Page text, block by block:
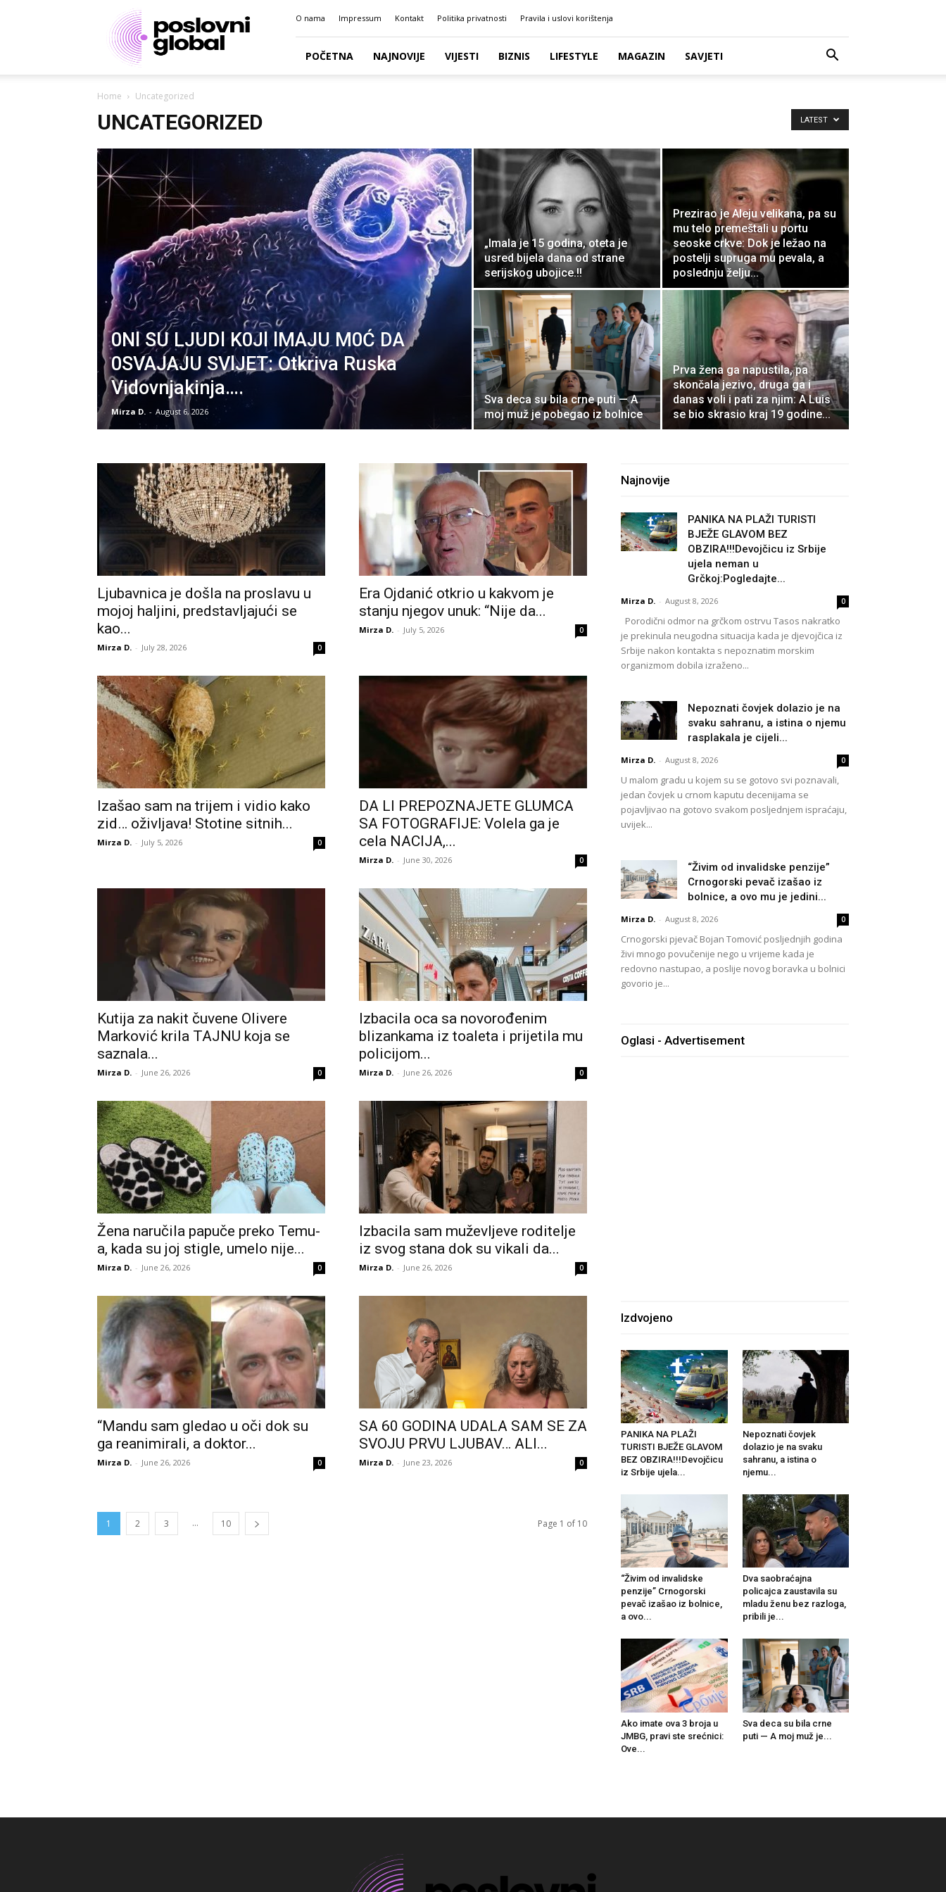
Poslovni
portal
O nama Impressum Kontakt Politika privatnosti Pravila i uslovi korištenja
POČETNA NAJNOVIJE VIJESTI BIZNIS LIFESTYLE MAGAZIN SAVJETI
Home Uncategorized
UNCATEGORIZED LATEST
0Nl SU LJUDl K0Jl lMAJU M0Ć DA
0SVAJAJU SVlJET: Otkriva Ruska
Vidovnjakinja….
Mirza D. - August 6, 2026
„Imala je 15 godina, oteta je
usred bijela dana od strane
serijskog ubojice.!!
Prezirao je Aleju velikana, pa su
mu telo premeštali u portu
seoske crkve: Dok je ležao na
postelji supruga mu pevala, a
poslednju želju...
Sva deca su bila crne puti — A
moj muž je pobegao iz bolnice
Prva žena ga napustila, pa
skončala jezivo, druga ga i
danas voli i pati za njim: A Luis
se bio skrasio kraj 19 godine...
Ljubavnica je došla na proslavu u
mojoj haljini, predstavljajući se
kao...
Mirza D. - July 28, 2026 0
Era Ojdanić otkrio u kakvom je
stanju njegov unuk: “Nije da...
Mirza D. - July 5, 2026 0
Izašao sam na trijem i vidio kako
zid… oživljava! Stotine sitnih...
Mirza D. - July 5, 2026 0
DA LI PREPOZNAJETE GLUMCA
SA FOTOGRAFIJE: Volela ga je
cela NACIJA,...
Mirza D. - June 30, 2026 0
Kutija za nakit čuvene Olivere
Marković krila TAJNU koja se
saznala...
Mirza D. - June 26, 2026 0
Izbacila oca sa novorođenim
blizankama iz toaleta i prijetila mu
policijom...
Mirza D. - June 26, 2026 0
Žena naručila papuče preko Temu-
a, kada su joj stigle, umelo nije...
Mirza D. - June 26, 2026 0
Izbacila sam muževljeve roditelje
iz svog stana dok su vikali da...
Mirza D. - June 26, 2026 0
“Mandu sam gledao u oči dok su
ga reanimirali, a doktor...
Mirza D. - June 26, 2026 0
SA 60 GODINA UDALA SAM SE ZA
SVOJU PRVU LJUBAV… ALI...
Mirza D. - June 23, 2026 0
1 2 3 ... 10 Page 1 of 10
Najnovije
PANIKA NA PLAŽI TURISTI
BJEŽE GLAVOM BEZ
OBZIRA!!!Devojčicu iz Srbije
ujela neman u
Grčkoj:Pogledajte...
Mirza D. - August 8, 2026 0
Porodični odmor na grčkom ostrvu Tasos nakratko
je prekinula neugodna situacija kada je djevojčica iz
Srbije nakon kontakta s nepoznatim morskim
organizmom dobila izraženo...
Nepoznati čovjek dolazio je na
svaku sahranu, a istina o njemu
rasplakala je cijeli...
Mirza D. - August 8, 2026 0
U malom gradu u kojem su se gotovo svi poznavali,
jedan čovjek u crnom kaputu decenijama se
pojavljivao na gotovo svakom posljednjem ispraćaju,
uvijek...
“Živim od invalidske penzije”
Crnogorski pevač izašao iz
bolnice, a ovo mu je jedini...
Mirza D. - August 8, 2026 0
Crnogorski pjevač Bojan Tomović posljednjih godina
živi mnogo povučenije nego u vrijeme kada je
redovno nastupao, a poslije novog boravka u bolnici
govorio je...
Oglasi - Advertisement
Izdvojeno
PANIKA NA PLAŽI
TURISTI BJEŽE GLAVOM
BEZ OBZIRA!!!Devojčicu
iz Srbije ujela...
Nepoznati čovjek
dolazio je na svaku
sahranu, a istina o
njemu...
“Živim od invalidske
penzije” Crnogorski
pevač izašao iz bolnice,
a ovo...
Dva saobraćajna
policajca zaustavila su
mladu ženu bez razloga,
pribili je...
Ako imate ova 3 broja u
JMBG, pravi ste srećnici:
Ove...
Sva deca su bila crne
puti — A moj muž je...